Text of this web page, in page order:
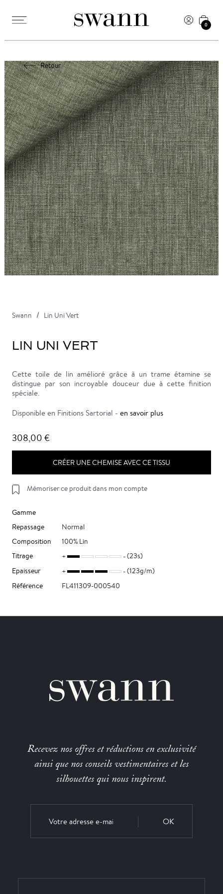
0
Retour
Swann Lin Uni Vert
LIN UNI VERT
Cette toile de lin amélioré grâce à un trame étamine se
distingue par son incroyable douceur due à cette finition
spéciale.
Disponible en Finitions Sartorial - en savoir plus
308,00 €
CRÉER UNE CHEMISE AVEC CE TISSU
Mémoriser ce produit dans mon compte
Gamme
Repassage
Normal
Composition
100% Lin
Titrage
(23s)
Epaisseur
(123g/m)
Référence
FL411309-000540
Recevez nos offres et réductions en exclusivité
ainsi que nos conseils vestimentaires et les
silhouettes qui nous inspirent.
OK